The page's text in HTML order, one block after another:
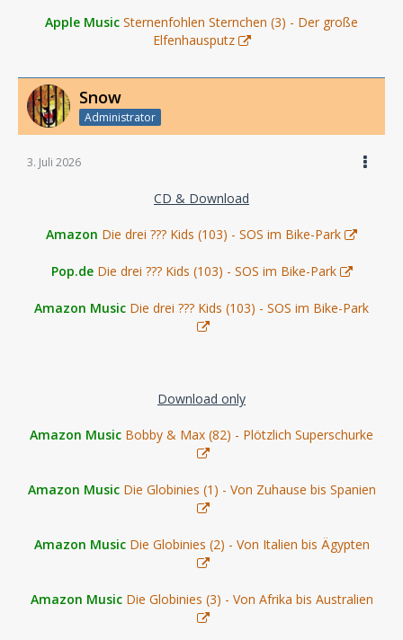
Apple Music Sternenfohlen Sternchen (3) - Der große
Elfenhausputz
Snow
Administrator
3. Juli 2026
CD & Download
Amazon Die drei ??? Kids (103) - SOS im Bike-Park
Pop.de Die drei ??? Kids (103) - SOS im Bike-Park
Amazon Music Die drei ??? Kids (103) - SOS im Bike-Park
Download only
Amazon Music Bobby & Max (82) - Plötzlich Superschurke
Amazon Music Die Globinies (1) - Von Zuhause bis Spanien
Amazon Music Die Globinies (2) - Von Italien bis Ägypten
Amazon Music Die Globinies (3) - Von Afrika bis Australien